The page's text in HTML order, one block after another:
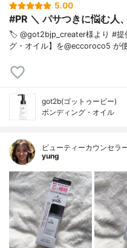
5.00
#PR ＼ パサつきに悩む人
🏷️ @got2bjp_creater様より #提
グ・オイル】を@eccoroco5 が
got2b(ゴットゥービー)
ボンディング・オイル
ビューティーカウンセ
yung